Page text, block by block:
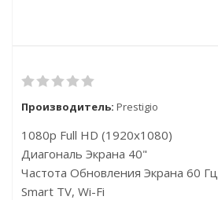
Производитель: Prestigio
1080p Full HD (1920x1080)
Диагональ Экрана 40"
Частота Обновления Экрана 60 Гц
Smart TV, Wi-Fi